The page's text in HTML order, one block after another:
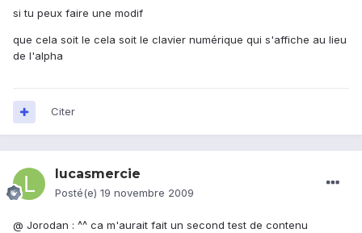
si tu peux faire une modif
que cela soit le cela soit le clavier numérique qui s'affiche au lieu
de l'alpha
Citer
lucasmercie
Posté(e) 19 novembre 2009
@ Jorodan : ^^ ca m'aurait fait un second test de contenu